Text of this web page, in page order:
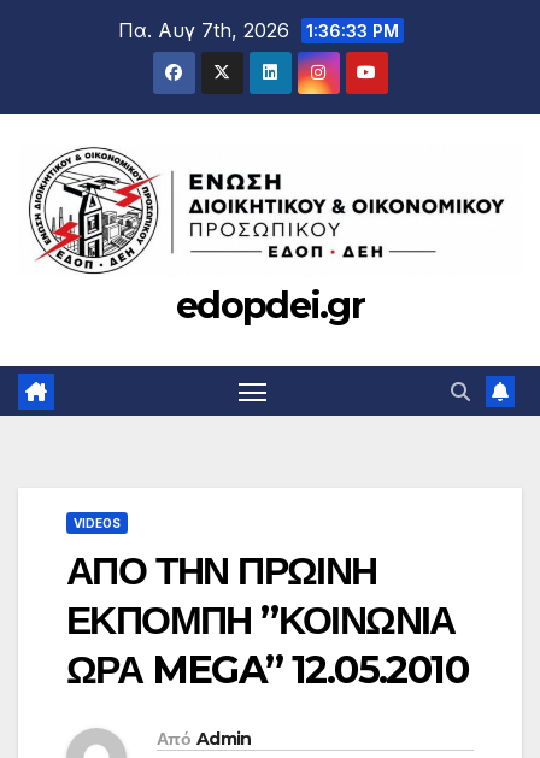
Πα. Αυγ 7th, 2026 1:36:34 PM
edopdei.gr
VIDEOS
ΑΠΟ ΤΗΝ ΠΡΩΙΝΗ
ΕΚΠΟΜΠΗ ”ΚΟΙΝΩΝΙΑ
ΩΡΑ MEGA” 12.05.2010
Από Admin